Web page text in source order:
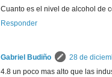
Cuanto es el nivel de alcohol de
Responder
Gabriel Budiño
28 de
4.8 un poco mas alto que las